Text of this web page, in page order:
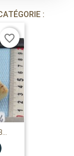
:
favorite_border